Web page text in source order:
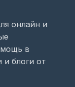
онлайн и
в
блоги от